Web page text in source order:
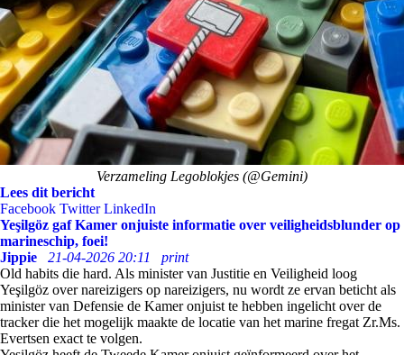
Verzameling Legoblokjes (@Gemini)
Lees dit bericht
Facebook Twitter LinkedIn
Yeşilgöz gaf Kamer onjuiste informatie over veiligheidsblunder op
marineschip, foei!
Jippie
21-04-2026 20:11
print
Old habits die hard. Als minister van Justitie en Veiligheid loog
Yeşilgöz over nareizigers op nareizigers, nu wordt ze ervan beticht als
minister van Defensie de Kamer onjuist te hebben ingelicht over de
tracker die het mogelijk maakte de locatie van het marine fregat Zr.Ms.
Evertsen exact te volgen.